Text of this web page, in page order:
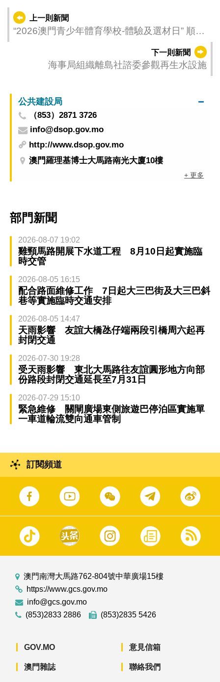
上一則新聞
“2026澳門青少年體育學校-體驗及選材日” 順利
下一則新聞
海事局組織離島社諮委參觀再生水設施
公共建設局
（853）2871 3726
info@dsop.gov.mo
http://www.dsop.gov.mo
澳門羅理基博士大馬路南光大廈10樓
+ 更多
部門新聞
2026-08-07 19:02
雞頸馬路開展下水道工程 8月10日起實施臨
時交管
2026-08-05 16:15
配合路面維修工作 7日起大三巴街及大三巴斜
巷等實施臨時交通安排
2026-08-05 14:47
天雨影響 友誼大橋氹仔端兩段引橋周六起再
封閉交通
2026-07-30 19:28
受天雨影響 東北大馬路往友誼圓形地方向部
份路段封閉交通延長至7月31日
2026-07-29 15:10
緊急維修 關閘廣場東側旅遊巴停泊區實施單
一車道輪流雙向通車管制
訂閱頻道
澳門南灣大馬路762-804號中華廣場15樓
https://www.gcs.gov.mo
info@gcs.gov.mo
(853)2833 2886
(853)2835 5426
GOV.MO
澳門雜誌
意見信箱
聯絡我們